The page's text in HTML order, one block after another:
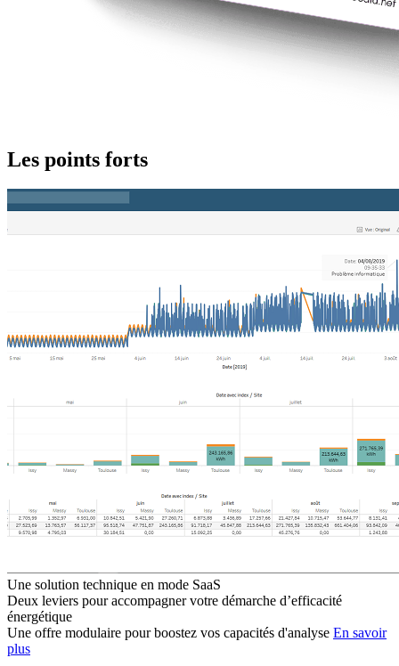
Les points forts
Une solution technique en mode SaaS
Deux leviers pour accompagner votre démarche d’efficacité
énergétique
Une offre modulaire pour boostez vos capacités d'analyse En savoir
plus